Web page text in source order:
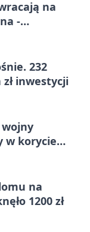
na
-
232
inwestycji
w korycie
na
1200 zł